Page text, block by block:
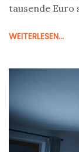
tausende Euro
WEITERLESEN...